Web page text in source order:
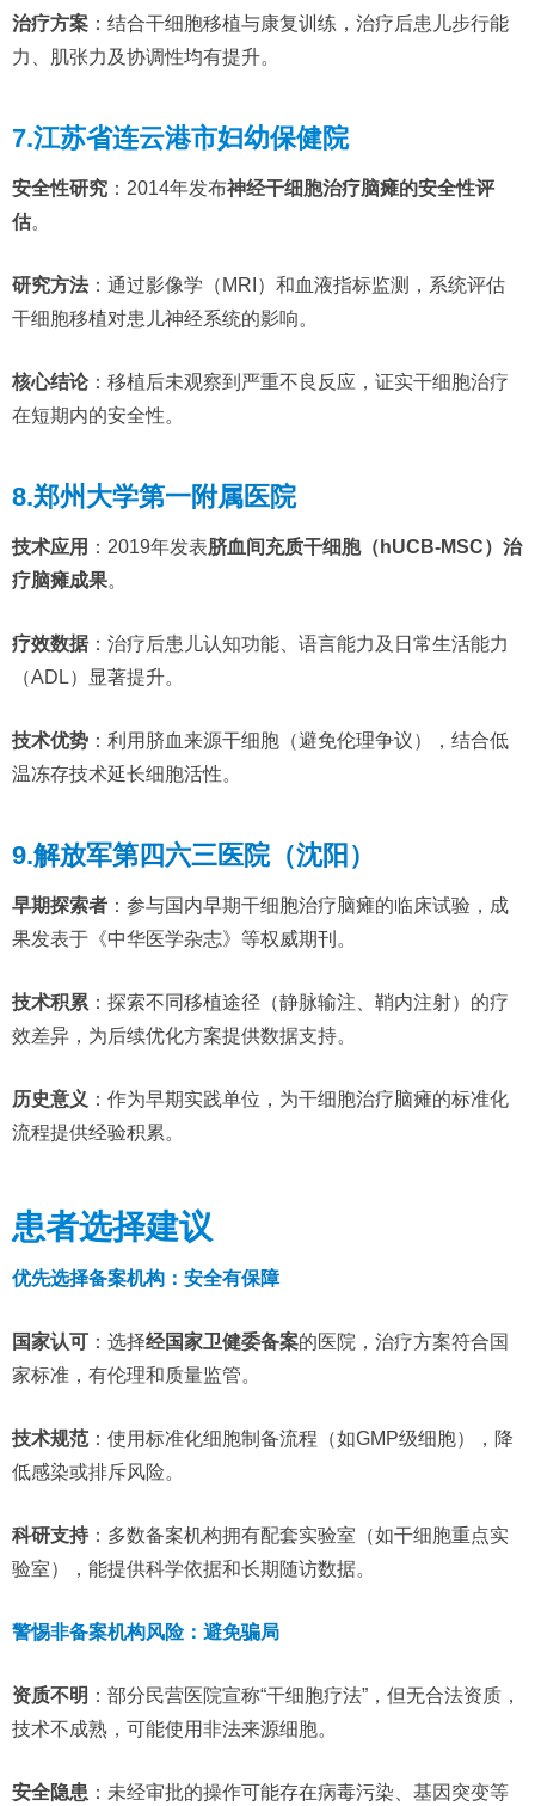
治疗方案 ：结合干细胞移植与康复训练，治疗后患儿步行能
力、肌张力及协调性均有提升。
7.江苏省连云港市妇幼保健院
安全性研究 ：2014年发布神经干细胞治疗脑瘫的安全性评
估。
研究方法：通过影像学（MRI）和血液指标监测，系统评估
干细胞移植对患儿神经系统的影响。
核心结论：移植后未观察到严重不良反应，证实干细胞治疗
在短期内的安全性。
8.郑州大学第一附属医院
技术应用 ：2019年发表脐血间充质干细胞（hUCB-MSC）治
疗脑瘫成果。
疗效数据：治疗后患儿认知功能、语言能力及日常生活能力
（ADL）显著提升。
技术优势 ：利用脐血来源干细胞（避免伦理争议），结合低
温冻存技术延长细胞活性。
9.解放军第四六三医院（沈阳）
早期探索者 ：参与国内早期干细胞治疗脑瘫的临床试验，成
果发表于《中华医学杂志》等权威期刊。
技术积累 ：探索不同移植途径（静脉输注、鞘内注射）的疗
效差异，为后续优化方案提供数据支持。
历史意义 ：作为早期实践单位，为干细胞治疗脑瘫的标准化
流程提供经验积累。
患者选择建议
优先选择备案机构：安全有保障
国家认可 ：选择经国家卫健委备案的医院，治疗方案符合国
家标准，有伦理和质量监管。
技术规范：使用标准化细胞制备流程（如GMP级细胞），降
低感染或排斥风险。
科研支持 ：多数备案机构拥有配套实验室（如干细胞重点实
验室），能提供科学依据和长期随访数据。
警惕非备案机构风险：避免骗局
资质不明 ：部分民营医院宣称“干细胞疗法”，但无合法资质，
技术不成熟，可能使用非法来源细胞。
安全隐患 ：未经审批的操作可能存在病毒污染、基因突变等